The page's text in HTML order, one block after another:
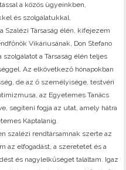
a közös ügyeinkben,
és szolgálatukkal.
Szalézi Társaság élén, kifejezem
Vikáriusának, Don Stefano
a Társaság élén teljes
Az elkövetkező hónapokban
de az ő személyisége, testvéri
az Egyetemes Tanács
segíteni fogja az utat, amely hátra
Káptalanig.
szalézi rendtársamnak szerte az
az elfogadást, a szeretetet és a
és nagylelkűséget találtam. Igaz